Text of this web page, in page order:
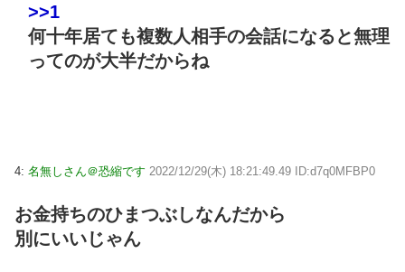
>>1
何十年居ても複数人相手の会話になると無理
ってのが大半だからね
4: 名無しさん＠恐縮です 2022/12/29(木) 18:21:49.49 ID:d7q0MFBP0
お金持ちのひまつぶしなんだから
別にいいじゃん